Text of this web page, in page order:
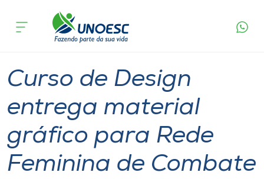
Cursos
Pesquisa
Atendimento ao Estudante
Portal de Ensino
acontece
Curso de Design
entrega material
gráfico para Rede
Feminina de Combate